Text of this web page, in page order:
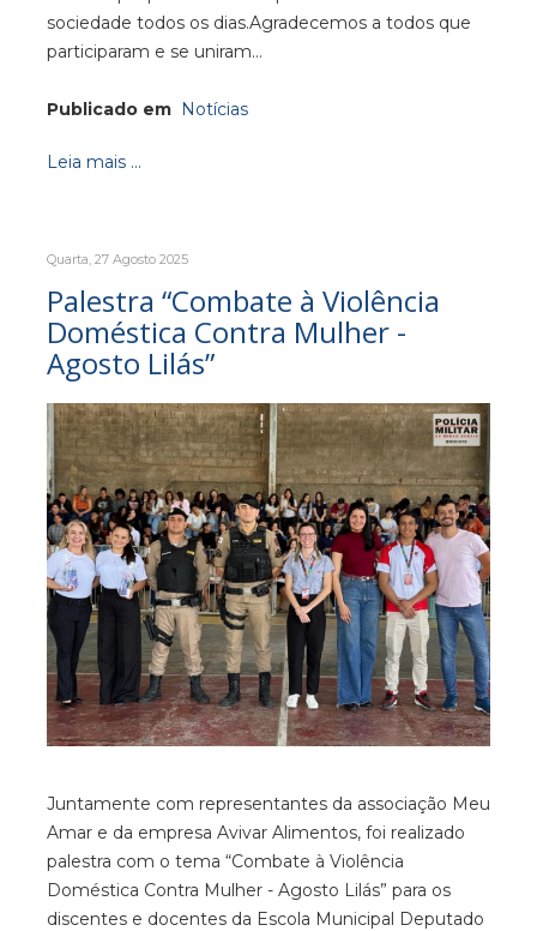
sociedade todos os dias.Agradecemos a todos que
participaram e se uniram…
Publicado em Notícias
Leia mais ...
Quarta, 27 Agosto 2025
Palestra “Combate à Violência
Doméstica Contra Mulher -
Agosto Lilás”
Juntamente com representantes da associação Meu
Amar e da empresa Avivar Alimentos, foi realizado
palestra com o tema “Combate à Violência
Doméstica Contra Mulher - Agosto Lilás” para os
discentes e docentes da Escola Municipal Deputado